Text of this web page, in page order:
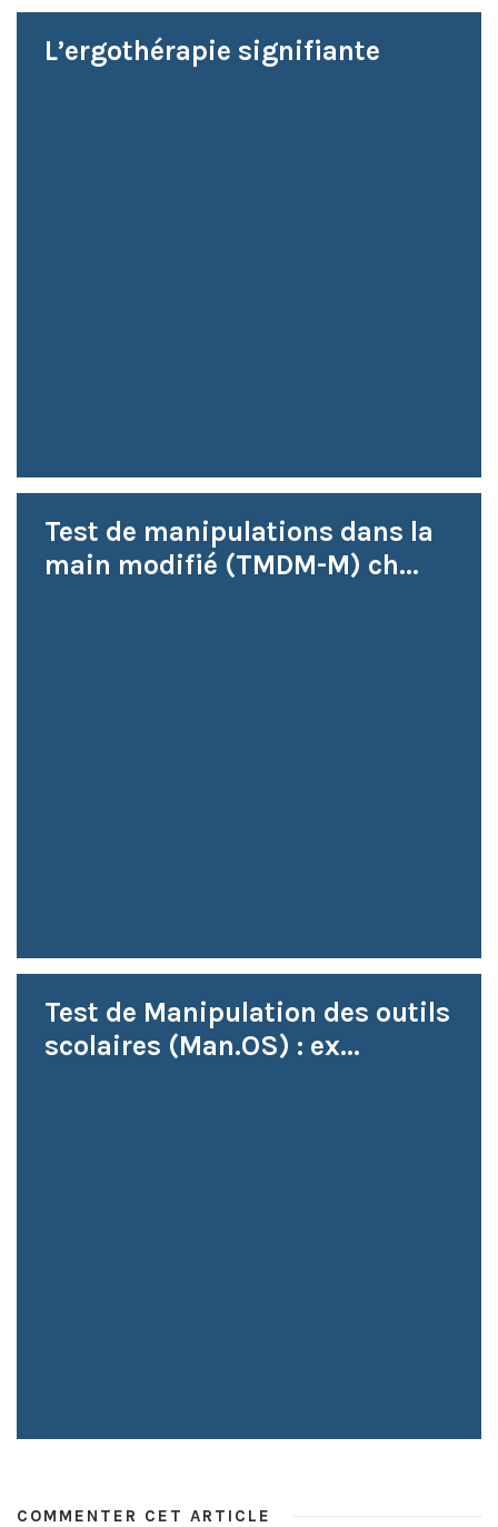
L’ergothérapie signifiante
Test de manipulations dans la
main modifié (TMDM-M) ch...
Test de Manipulation des outils
scolaires (Man.OS) : ex...
COMMENTER CET ARTICLE